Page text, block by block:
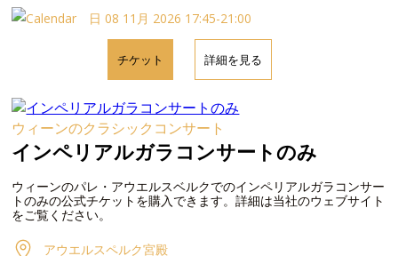
日 08 11月 2026 17:45-21:00
チケット 詳細を見る
ウィーンのクラシックコンサート
インペリアルガラコンサートのみ
ウィーンのパレ・アウエルスベルクでのインペリアルガラコンサー
トのみの公式チケットを購入できます。詳細は当社のウェブサイト
をご覧ください。
アウエルスペルク宮殿